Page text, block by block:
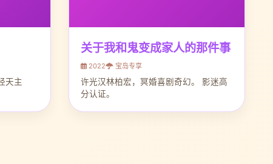
天主
关于我和鬼变成家人的那件事
2022 宝岛专享
许光汉林柏宏，冥婚喜剧奇幻。 影迷高
分认证。